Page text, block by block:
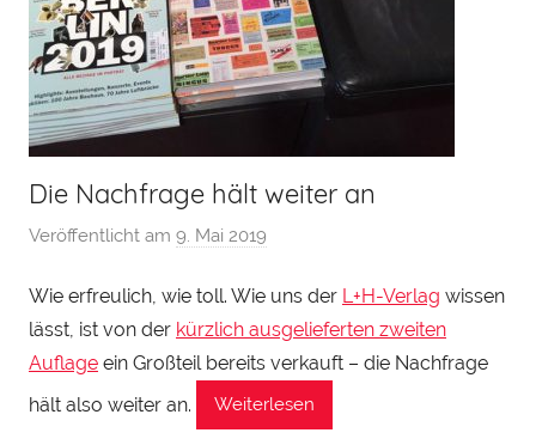
Die Nachfrage hält weiter an
Veröffentlicht am 9. Mai 2019
n
H
e
Wie erfreulich, wie toll. Wie uns der L+H-Verlag wissen
lässt, ist von der kürzlich ausgelieferten zweiten
Auflage ein Großteil bereits verkauft – die Nachfrage
hält also weiter an.
Weiterlesen